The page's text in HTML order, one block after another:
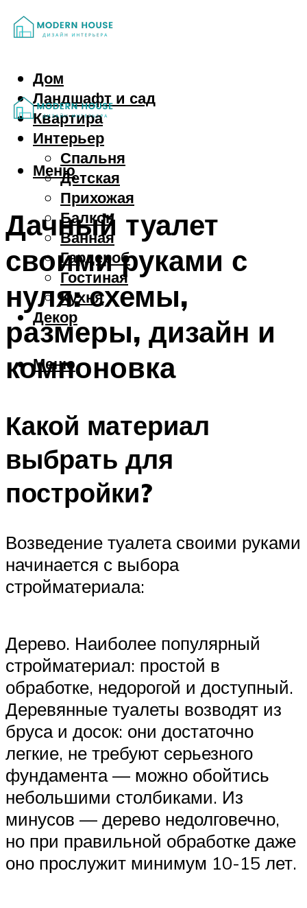
Дом
Ландшафт и сад
Квартира
Интерьер
Спальня
Детская
Прихожая
Балкон
Ванная
Гардероб
Гостиная
Кухня
Декор
Меню
Меню
Дачный туалет
своими руками с
нуля: схемы,
размеры, дизайн и
компоновка
Какой материал
выбрать для
постройки?
Возведение туалета своими руками
начинается с выбора
стройматериала:
Дерево. Наиболее популярный
стройматериал: простой в
обработке, недорогой и доступный.
Деревянные туалеты возводят из
бруса и досок: они достаточно
легкие, не требуют серьезного
фундамента — можно обойтись
небольшими столбиками. Из
минусов — дерево недолговечно,
но при правильной обработке даже
оно прослужит минимум 10-15 лет.